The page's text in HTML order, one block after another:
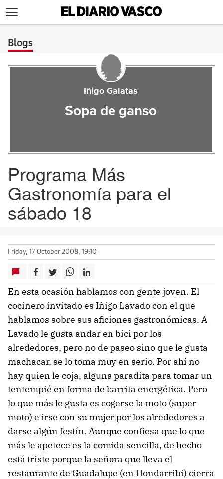
Blogs
Iñigo Galatas
Sopa de ganso
Programa Más
Gastronomía para el
sábado 18
Friday, 17 October 2008, 19:10
En esta ocasión hablamos con gente joven. El
cocinero invitado es Iñigo Lavado con el que
hablamos sobre sus aficiones gastronómicas. A
Lavado le gusta andar en bici por los
alrededores, pero no de paseo sino que le gusta
machacar, se lo toma muy en serio. Por ahí no
hay quien le coja, alguna paradita para tomar un
tentempié en forma de barrita energética. Pero
lo que más le gusta es cogerse la moto (super
moto) e irse con su mujer por los alrededores a
darse algún festín. Aunque confiesa que lo que
más le apetece es la comida sencilla, de hecho
está triste porque la señora que lleva el
restaurante de Guadalupe (en Hondarribi) cierra